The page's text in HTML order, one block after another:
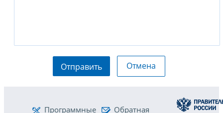
Отправить Отмена
Программные
Обратная